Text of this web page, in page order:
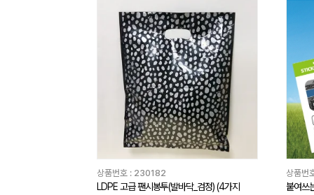
상품번호 : 230182
LDPE 고급 팬시봉투(발바닥_검정) (4가지
상품번
붙여쓰